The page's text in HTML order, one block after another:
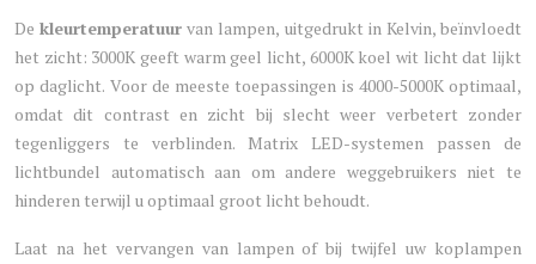
Dekleurtemperatuur van lampen, uitgedrukt in Kelvin, beïnvloedt
het zicht: 3000K geeft warm geel licht, 6000K koel wit licht dat lijkt
op daglicht. Voor de meeste toepassingen is 4000-5000K optimaal,
omdat dit contrast en zicht bij slecht weer verbetert zonder
tegenliggers te verblinden. Matrix LED-systemen passen de
lichtbundel automatisch aan om andere weggebruikers niet te
hinderen terwijl u optimaal groot licht behoudt.
Laat na het vervangen van lampen of bij twijfel uw koplampen